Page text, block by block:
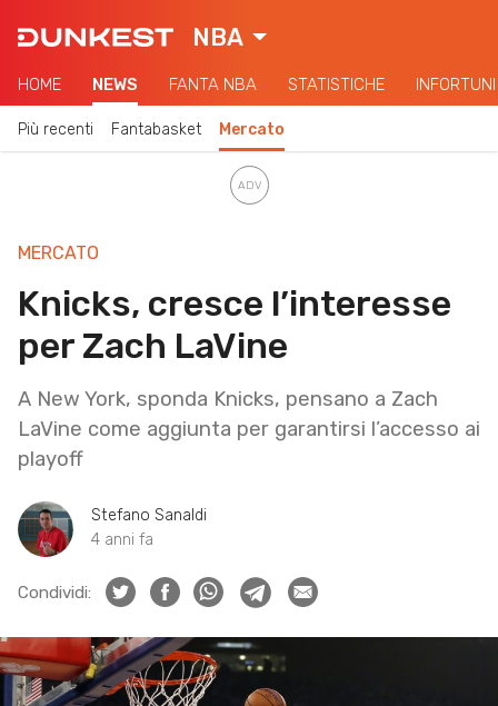
NBA
HOME NEWS FANTA NBA STATISTICHE INFORTUNI
Più recenti Fantabasket Mercato
MERCATO
Knicks, cresce l’interesse
per Zach LaVine
A New York, sponda Knicks, pensano a Zach
LaVine come aggiunta per garantirsi l’accesso ai
playoff
Stefano Sanaldi
4 anni fa
Condividi: